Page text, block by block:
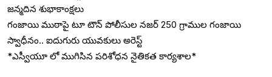
జన్మదిన శుభాకాంక్షలు
గంజాయి ముఠాపై టూ టౌన్ పోలీసుల నజర్ 250 గ్రాముల గంజాయి
స్వాధీనం.. ఐదుగురు యువకులు అరెస్ట్
*ఎస్వీయూ లో ముగిసిన పరిశోధన నైతికత కార్యశాల*